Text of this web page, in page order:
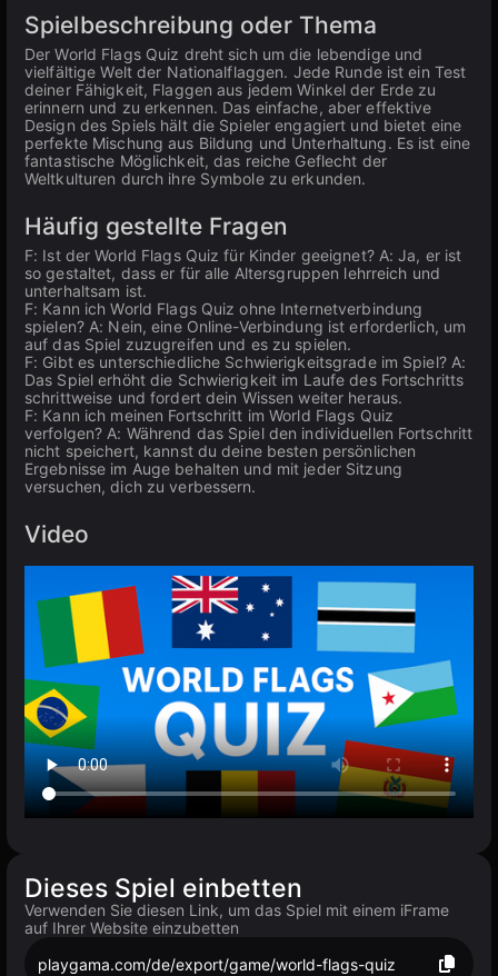
Spielbeschreibung oder Thema
Der World Flags Quiz dreht sich um die lebendige und
vielfältige Welt der Nationalflaggen. Jede Runde ist ein Test
deiner Fähigkeit, Flaggen aus jedem Winkel der Erde zu
erinnern und zu erkennen. Das einfache, aber effektive
Design des Spiels hält die Spieler engagiert und bietet eine
perfekte Mischung aus Bildung und Unterhaltung. Es ist eine
fantastische Möglichkeit, das reiche Geflecht der
Weltkulturen durch ihre Symbole zu erkunden.
Häufig gestellte Fragen
F: Ist der World Flags Quiz für Kinder geeignet? A: Ja, er ist
so gestaltet, dass er für alle Altersgruppen lehrreich und
unterhaltsam ist.
F: Kann ich World Flags Quiz ohne Internetverbindung
spielen? A: Nein, eine Online-Verbindung ist erforderlich, um
auf das Spiel zuzugreifen und es zu spielen.
F: Gibt es unterschiedliche Schwierigkeitsgrade im Spiel? A:
Das Spiel erhöht die Schwierigkeit im Laufe des Fortschritts
schrittweise und fordert dein Wissen weiter heraus.
F: Kann ich meinen Fortschritt im World Flags Quiz
verfolgen? A: Während das Spiel den individuellen Fortschritt
nicht speichert, kannst du deine besten persönlichen
Ergebnisse im Auge behalten und mit jeder Sitzung
versuchen, dich zu verbessern.
Video
Dieses Spiel einbetten
Verwenden Sie diesen Link, um das Spiel mit einem iFrame
auf Ihrer Website einzubetten
playgama.com/de/export/game/world-flags-quiz